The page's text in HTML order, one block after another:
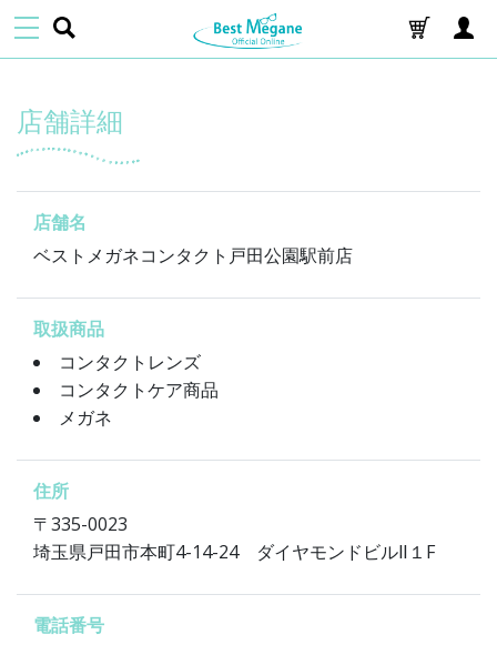
店舗詳細
店舗名
ベストメガネコンタクト戸田公園駅前店
取扱商品
コンタクトレンズ
コンタクトケア商品
メガネ
住所
〒335-0023
埼玉県戸田市本町4-14-24 ダイヤモンドビルⅡ１F
電話番号